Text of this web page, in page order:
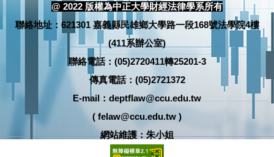
@ 2022 版權為中正大學財經法律學系所有
聯絡地址：621301 嘉義縣民雄鄉大學路一段168號法學院4樓
(411系辦公室)
聯絡電話：(05)2720411轉25201-3
傳真電話：(05)2721372
E-mail：deptflaw@ccu.edu.tw
( felaw@ccu.edu.tw )
網站維護：朱小姐